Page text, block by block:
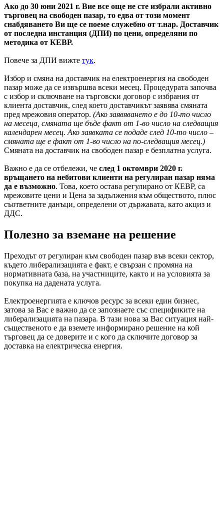
Ако до 30 юни 2021 г. Вие все още не сте избрали активно
търговец на свободен пазар, то едва от този момент
снабдяването Ви ще се поеме служебно от т.нар. Доставчик
от последна инстанция (ДПИ) по цени, определяни по
методика от КЕВР.
Повече за ДПИ вижте тук.
Избор и смяна на доставчик на електроенергия на свободен
пазар може да се извършва всеки месец. Процедурата започва
с избор и сключване на търговски договор с избрания от
клиента доставчик, след което доставчикът заявява смяната
пред мрежовия оператор. (Ако заявяването е до 10-то число
на месеца, смяната ще бъде факт от 1-во число на следващия
календарен месец. Ако заявката се подаде след 10-то число –
смяната ще е факт от 1-во число на по-следващия месец.)
Смяната на доставчик на свободен пазар е безплатна услуга.
Важно е да се отбележи, че след 1 октомври 2020 г.
връщането на небитови клиенти на регулиран пазар няма
да е възможно. Това, което остава регулирано от КЕВР, са
мрежовите цени и Цена за задължения към обществото, плюс
съответните данъци, определени от държавата, като акциз и
ДДС.
Полезно за вземане на решение
Преходът от регулиран към свободен пазар във всеки сектор,
където либерализацията е факт, е свързан с промяна на
нормативната база, на участниците, както и на условията за
покупка на дадената услуга.
Електроенергията е ключов ресурс за всеки един бизнес,
затова за Вас е важно да се запознаете със спецификите на
либерализацията на пазара. В тази нова за Вас ситуация най-
същественото е да вземете информирано решение на кой
търговец да се доверите и с кого да сключите договор за
доставка на електрическа енергия.